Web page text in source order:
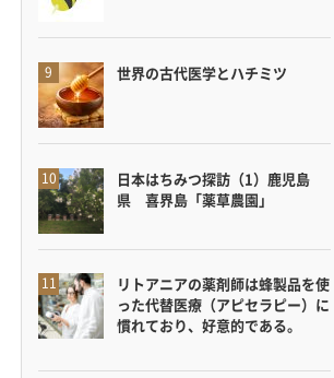
世界の古代医学とハチミツ
日本はちみつ探訪（1）鹿児島
県 喜界島「薬草農園」
リトアニアの薬剤師は蜂製品を使
った代替医療（アピセラピー）に
慣れており、好意的である。